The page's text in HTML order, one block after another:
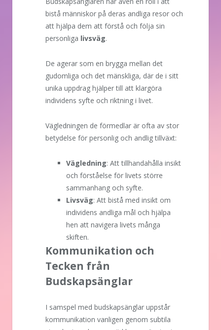
bistå människor på deras andliga resor och
att hjälpa dem att förstå och följa sin
personliga livsväg.
De agerar som en brygga mellan det
gudomliga och det mänskliga, där de i sitt
unika uppdrag hjälper till att klargöra
individens syfte och riktning i livet.
Vägledningen de förmedlar är ofta av stor
betydelse för personlig och andlig tillväxt:
Vägledning: Att tillhandahålla insikt
och förståelse för livets större
sammanhang och syfte.
Livsväg: Att bistå med insikt om
individens andliga mål och hjälpa
hen att navigera livets många
skiften.
Kommunikation och
Tecken från
Budskapsänglar
I samspel med budskapsänglar uppstår
kommunikation vanligen genom subtila